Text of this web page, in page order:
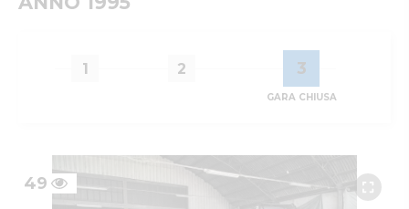
1 2 3
GARA CHIUSA
49